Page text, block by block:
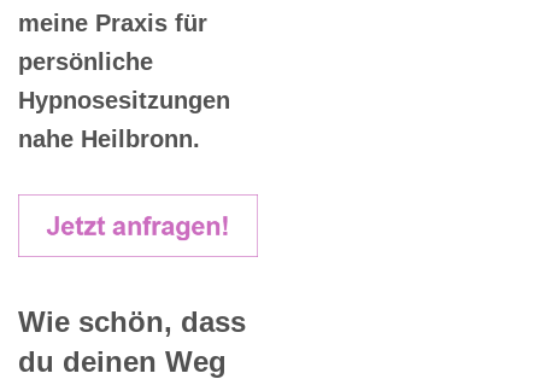
meine Praxis für
persönliche
Hypnosesitzungen
nahe Heilbronn.
Wie schön, dass
du deinen Weg